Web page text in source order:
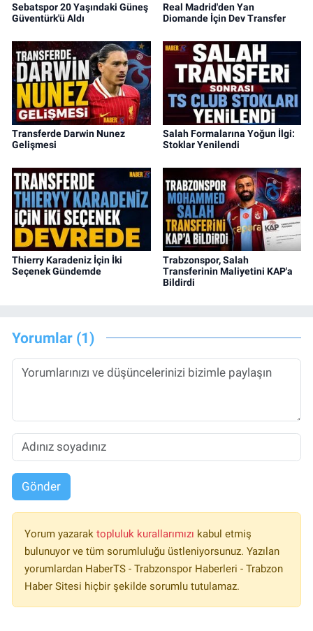
Sebatspor 20 Yaşındaki Güneş
Güventürk'ü Aldı
Real Madrid'den Yan
Diomande İçin Dev Transfer
Transferde Darwin Nunez
Gelişmesi
Salah Formalarına Yoğun İlgi:
Stoklar Yenilendi
Thierry Karadeniz İçin İki
Seçenek Gündemde
Trabzonspor, Salah
Transferinin Maliyetini KAP'a
Bildirdi
Yorumlar (1)
Gönder
Yorum yazarak topluluk kurallarımızı kabul etmiş
bulunuyor ve tüm sorumluluğu üstleniyorsunuz. Yazılan
yorumlardan HaberTS - Trabzonspor Haberleri - Trabzon
Haber Sitesi hiçbir şekilde sorumlu tutulamaz.